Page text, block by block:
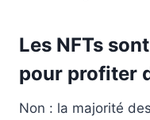
Les NFTs
pour profiter
Non : la majorité